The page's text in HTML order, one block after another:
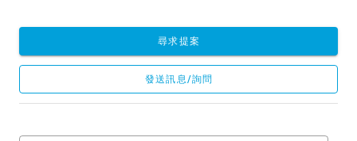
尋求提案
發送訊息/詢問